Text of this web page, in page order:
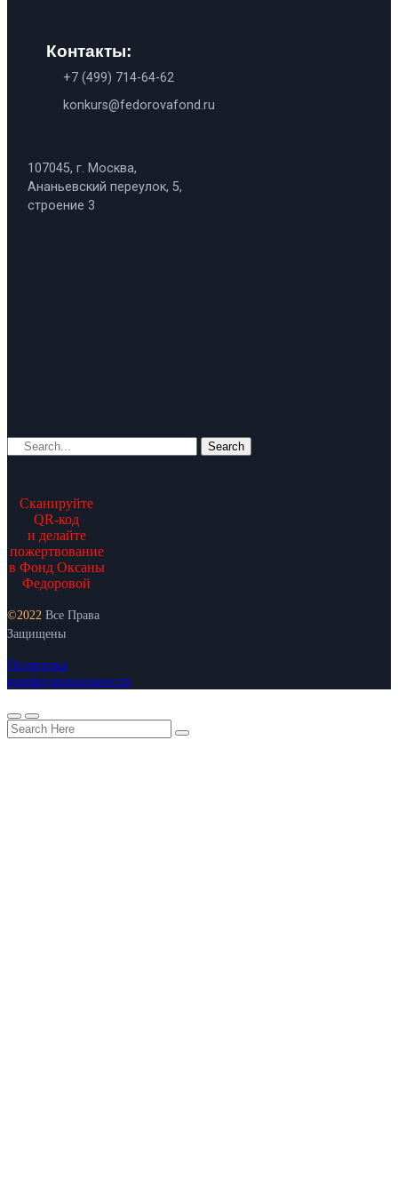
Контакты:
+7 (499) 714-64-62
konkurs@fedorovafond.ru
107045, г. Москва,
Ананьевский переулок, 5,
строение 3
Search
Сканируйте
QR-код
и делайте
пожертвование
в Фонд Оксаны
Федоровой
©2022 Все Права
Защищены
Политика
конфидициальности